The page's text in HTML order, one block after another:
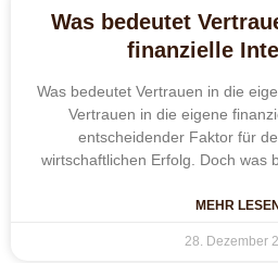
Was bedeutet
finanzielle
Was bedeutet Vertrauen in die
Vertrauen in die eigene
entscheidender Faktor für
wirtschaftlichen Erfolg. Doch was
MEHR
28. Dezember